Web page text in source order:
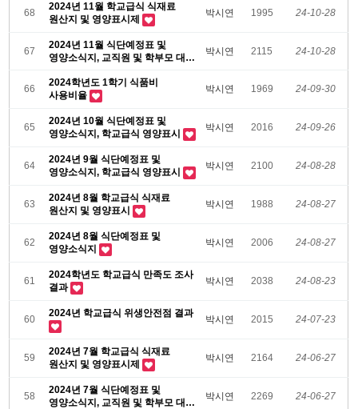
68
2024년 11월 학교급식 식재료
원산지 및 영양표시제
박시연 1995 24-10-28
67
2024년 11월 식단예정표 및
영양소식지, 교직원 및 학부모 대상
박시연 2115 24-10-28
66
2024학년도 1학기 식품비
사용비율
박시연 1969 24-09-30
65
2024년 10월 식단예정표 및
영양소식지, 학교급식 영양표시
박시연 2016 24-09-26
64
2024년 9월 식단예정표 및
영양소식지, 학교급식 영양표시
박시연 2100 24-08-28
63
2024년 8월 학교급식 식재료
원산지 및 영양표시
박시연 1988 24-08-27
62
2024년 8월 식단예정표 및
영양소식지
박시연 2006 24-08-27
61
2024학년도 학교급식 만족도 조사
결과
박시연 2038 24-08-23
60
2024년 학교급식 위생안전점 결과
박시연 2015 24-07-23
59
2024년 7월 학교급식 식재료
원산지 및 영양표시제
박시연 2164 24-06-27
58
2024년 7월 식단예정표 및
영양소식지, 교직원 및 학부모 대상
박시연 2269 24-06-27